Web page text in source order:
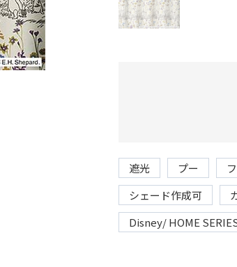
遮光 プー
シェード作成可
Disney/ HOME